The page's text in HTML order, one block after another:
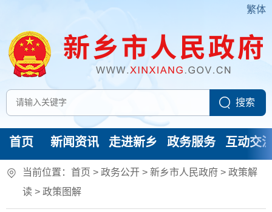
繁体
首页 新闻资讯 走进新乡 政务服务 互动交
当前位置： 首页 > 政务公开 > 新乡市人民政府 > 政策解
读 > 政策图解